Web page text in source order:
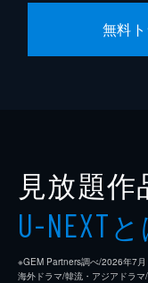
無料
見放題作
U-NEXT
※GEM Partners調べ/2026年7
海外ドラマ/韓流・アジアドラマ